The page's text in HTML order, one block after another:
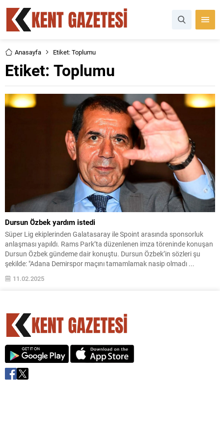
Anasayfa Etiket: Toplumu
Etiket: Toplumu
Dursun Özbek yardım istedi
Süper Lig ekiplerinden Galatasaray ile Spoint arasında sponsorluk
anlaşması yapıldı. Rams Park’ta düzenlenen imza töreninde konuşan
Dursun Özbek gündeme dair konuştu. Dursun Özbek’in sözleri şu
şekilde: "Adana Demirspor maçını tamamlamak nasip olmadı ...
11.02.2025